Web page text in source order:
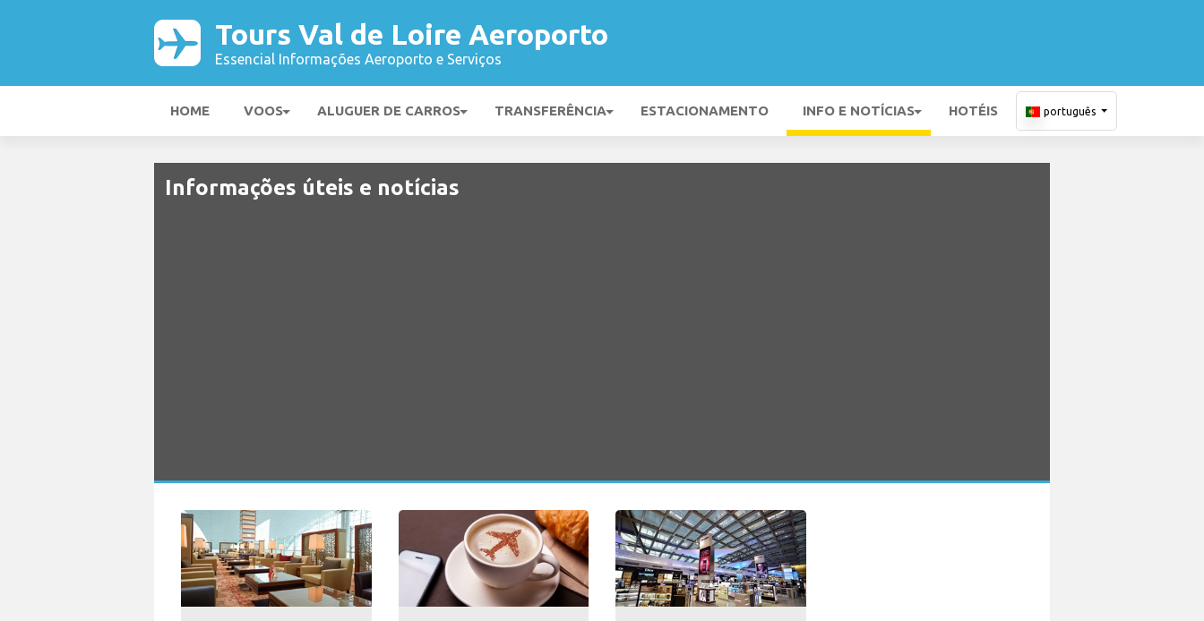
Tours Val de Loire Aeroporto
Essencial Informações Aeroporto e Serviços
HOME VOOS ALUGUER DE CARROS TRANSFERÊNCIA ESTACIONAMENTO INFO E NOTÍCIAS HOTÉIS português
Informações úteis e notícias